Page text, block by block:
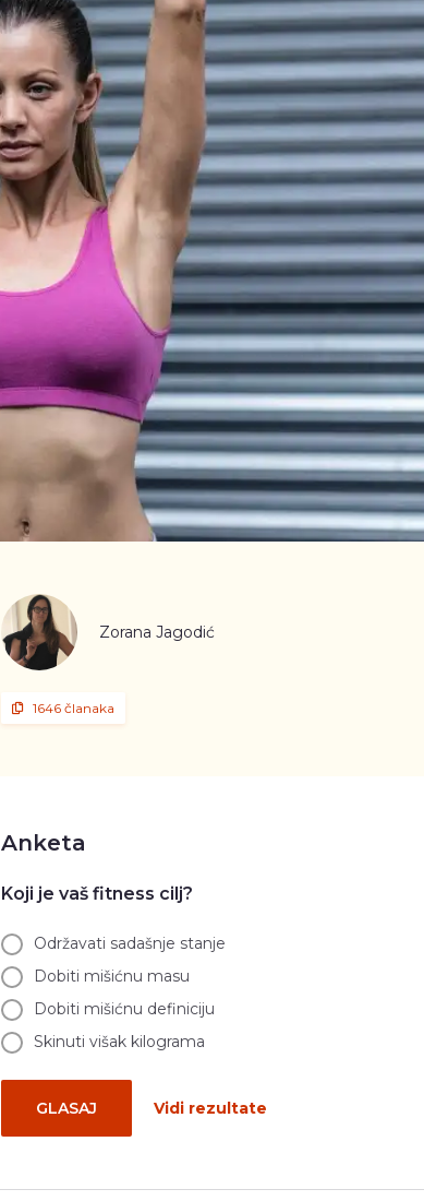
Zorana Jagodić
1646 članaka
Anketa
Koji je vaš fitness cilj?
Održavati sadašnje stanje
Dobiti mišićnu masu
Dobiti mišićnu definiciju
Skinuti višak kilograma
GLASAJ Vidi rezultate